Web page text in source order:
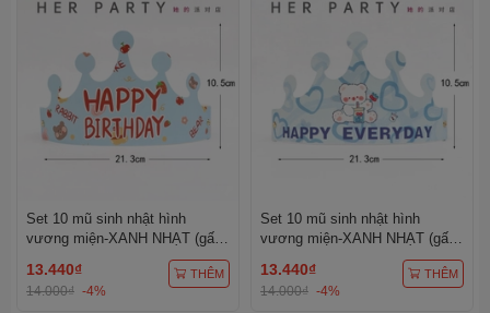
Set 10 mũ sinh nhật hình
vương miện-XANH NHẠT (gấu
13.440₫
14.000₫ -4%
THÊM
Set 10 mũ sinh nhật hình
vương miện-XANH NHẠT (gấu
13.440₫
14.000₫ -4%
THÊM